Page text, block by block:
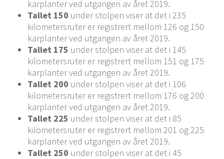
karplanter ved utgangen av året 2019.
Tallet 150 under stolpen viser at det i 235
kilometersruter er registrert mellom 126 og 150
karplanter ved utgangen av året 2019.
Tallet 175 under stolpen viser at det i 145
kilometersruter er registrert mellom 151 og 175
karplanter ved utgangen av året 2019.
Tallet 200 under stolpen viser at det i 106
kilometersruter er registrert mellom 176 og 200
karplanter ved utgangen av året 2019.
Tallet 225 under stolpen viser at det i 85
kilometersruter er registrert mellom 201 og 225
karplanter ved utgangen av året 2019.
Tallet 250 under stolpen viser at det i 45